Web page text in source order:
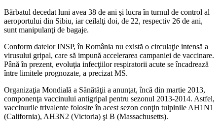
Bărbatul decedat luni avea 38 de ani şi lucra în turnul de control al
aeroportului din Sibiu, iar ceilalţi doi, de 22, respectiv 26 de ani,
sunt manipulanţi de bagaje.
Conform datelor INSP, în România nu există o circulaţie intensă a
virusului gripal, care să impună accelerarea campaniei de vaccinare.
Până în prezent, evoluţia infecţiilor respiratorii acute se încadrează
între limitele prognozate, a precizat MS.
Organizaţia Mondială a Sănătăţii a anunţat, încă din martie 2013,
componenţa vaccinului antigripal pentru sezonul 2013-2014. Astfel,
vaccinurile trivalente folosite în acest sezon conţin tulpinile AH1N1
(California), AH3N2 (Victoria) şi B (Massachusetts).